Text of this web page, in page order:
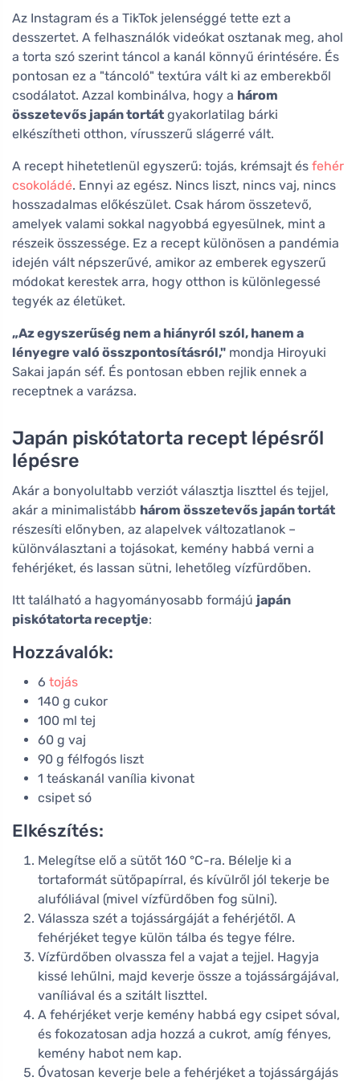
Az Instagram és a TikTok jelenséggé tette ezt a
desszertet. A felhasználók videókat osztanak meg, ahol
a torta szó szerint táncol a kanál könnyű érintésére. És
pontosan ez a "táncoló" textúra vált ki az emberekből
csodálatot. Azzal kombinálva, hogy a három
összetevős japán tortát gyakorlatilag bárki
elkészítheti otthon, vírusszerű slágerré vált.
A recept hihetetlenül egyszerű: tojás, krémsajt és fehér
csokoládé. Ennyi az egész. Nincs liszt, nincs vaj, nincs
hosszadalmas előkészület. Csak három összetevő,
amelyek valami sokkal nagyobbá egyesülnek, mint a
részeik összessége. Ez a recept különösen a pandémia
idején vált népszerűvé, amikor az emberek egyszerű
módokat kerestek arra, hogy otthon is különlegessé
tegyék az életüket.
„Az egyszerűség nem a hiányról szól, hanem a
lényegre való összpontosításról," mondja Hiroyuki
Sakai japán séf. És pontosan ebben rejlik ennek a
receptnek a varázsa.
Japán piskótatorta recept lépésről
lépésre
Akár a bonyolultabb verziót választja liszttel és tejjel,
akár a minimalistább három összetevős japán tortát
részesíti előnyben, az alapelvek változatlanok –
különválasztani a tojásokat, kemény habbá verni a
fehérjéket, és lassan sütni, lehetőleg vízfürdőben.
Itt található a hagyományosabb formájú japán
piskótatorta receptje:
Hozzávalók:
6 tojás
140 g cukor
100 ml tej
60 g vaj
90 g félfogós liszt
1 teáskanál vanília kivonat
csipet só
Elkészítés:
Melegítse elő a sütőt 160 °C-ra. Bélelje ki a
tortaformát sütőpapírral, és kívülről jól tekerje be
alufóliával (mivel vízfürdőben fog sülni).
Válassza szét a tojássárgáját a fehérjétől. A
fehérjéket tegye külön tálba és tegye félre.
Vízfürdőben olvassza fel a vajat a tejjel. Hagyja
kissé lehűlni, majd keverje össze a tojássárgájával,
vaníliával és a szitált liszttel.
A fehérjéket verje kemény habbá egy csipet sóval,
és fokozatosan adja hozzá a cukrot, amíg fényes,
kemény habot nem kap.
Óvatosan keverje bele a fehérjéket a tojássárgájás